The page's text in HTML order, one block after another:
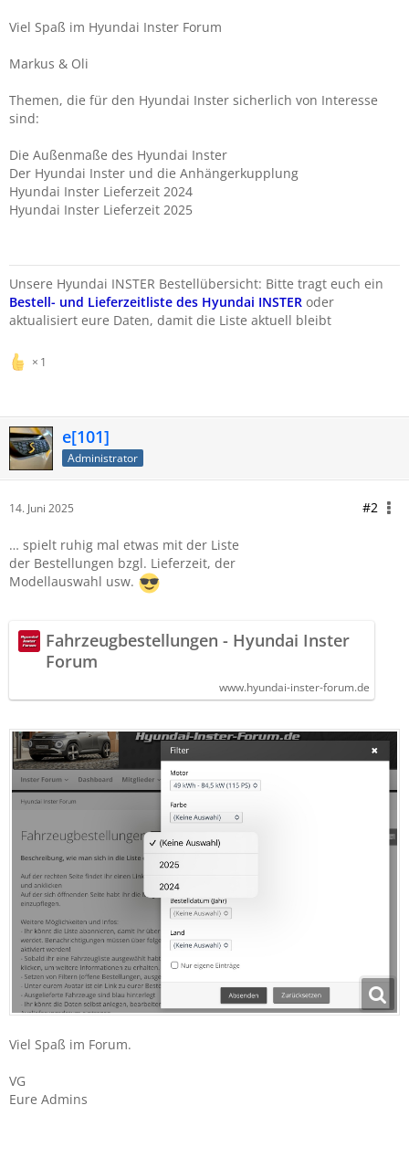
Viel Spaß im Hyundai Inster Forum
Markus & Oli
Themen, die für den Hyundai Inster sicherlich von Interesse
sind:
Die Außenmaße des Hyundai Inster
Der Hyundai Inster und die Anhängerkupplung
Hyundai Inster Lieferzeit 2024
Hyundai Inster Lieferzeit 2025
Unsere Hyundai INSTER Bestellübersicht: Bitte tragt euch ein
Bestell- und Lieferzeitliste des Hyundai INSTER oder
aktualisiert eure Daten, damit die Liste aktuell bleibt
1
e[101]
Administrator
14. Juni 2025 #2
… spielt ruhig mal etwas mit der Liste
der Bestellungen bzgl. Lieferzeit, der
Modellauswahl usw.
Fahrzeugbestellungen - Hyundai Inster
Forum
www.hyundai-inster-forum.de
Viel Spaß im Forum.
VG
Eure Admins